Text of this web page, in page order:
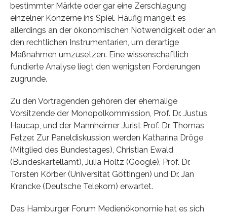
bestimmter Märkte oder gar eine Zerschlagung
einzelner Konzerne ins Spiel. Häufig mangelt es
allerdings an der ökonomischen Notwendigkeit oder an
den rechtlichen Instrumentarien, um derartige
Maßnahmen umzusetzen. Eine wissenschaftlich
fundierte Analyse liegt den wenigsten Forderungen
zugrunde.
Zu den Vortragenden gehören der ehemalige
Vorsitzende der Monopolkommission, Prof. Dr. Justus
Haucap, und der Mannheimer Jurist Prof. Dr. Thomas
Fetzer. Zur Paneldiskussion werden Katharina Dröge
(Mitglied des Bundestages), Christian Ewald
(Bundeskartellamt), Julia Holtz (Google), Prof. Dr.
Torsten Körber (Universität Göttingen) und Dr. Jan
Krancke (Deutsche Telekom) erwartet.
Das Hamburger Forum Medienökonomie hat es sich